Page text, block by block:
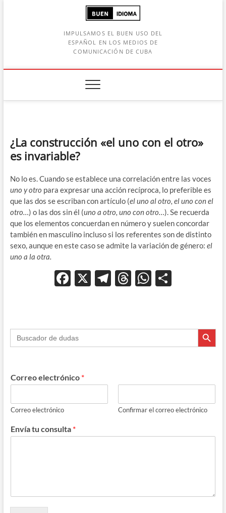
IMPULSAMOS EL BUEN USO DEL
ESPAÑOL EN LOS MEDIOS DE
COMUNICACIÓN DE CUBA
¿La construcción «el uno con el otro»
es invariable?
No lo es. Cuando se establece una correlación entre las voces
uno y otro para expresar una acción recíproca, lo preferible es
que las dos se escriban con artículo (el uno al otro, el uno con el
otro…) o las dos sin él (uno a otro, uno con otro…). Se recuerda
que los elementos concuerdan en número y suelen concordar
también en masculino incluso si los referentes son de distinto
sexo, aunque en este caso se admite la variación de género: el
uno a la otra.
F
b
o
k
X T
gr
a
T
a
ds
W
s
A
p
ar
Buscar: Botón de
Correo electrónico *
Correo electrónico Confirmar el correo electrónico
Envía tu consulta *